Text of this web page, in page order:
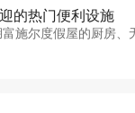
的热门便利设施
施尔度假屋的厨房、